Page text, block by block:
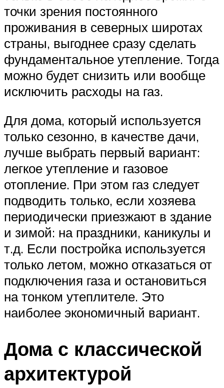
точки зрения постоянного
проживания в северных широтах
страны, выгоднее сразу сделать
фундаментальное утепление. Тогда
можно будет снизить или вообще
исключить расходы на газ.
Для дома, который используется
только сезонно, в качестве дачи,
лучше выбрать первый вариант:
легкое утепление и газовое
отопление. При этом газ следует
подводить только, если хозяева
периодически приезжают в здание
и зимой: на праздники, каникулы и
т.д. Если постройка используется
только летом, можно отказаться от
подключения газа и остановиться
на тонком утеплителе. Это
наиболее экономичный вариант.
Дома с классической
архитектурой